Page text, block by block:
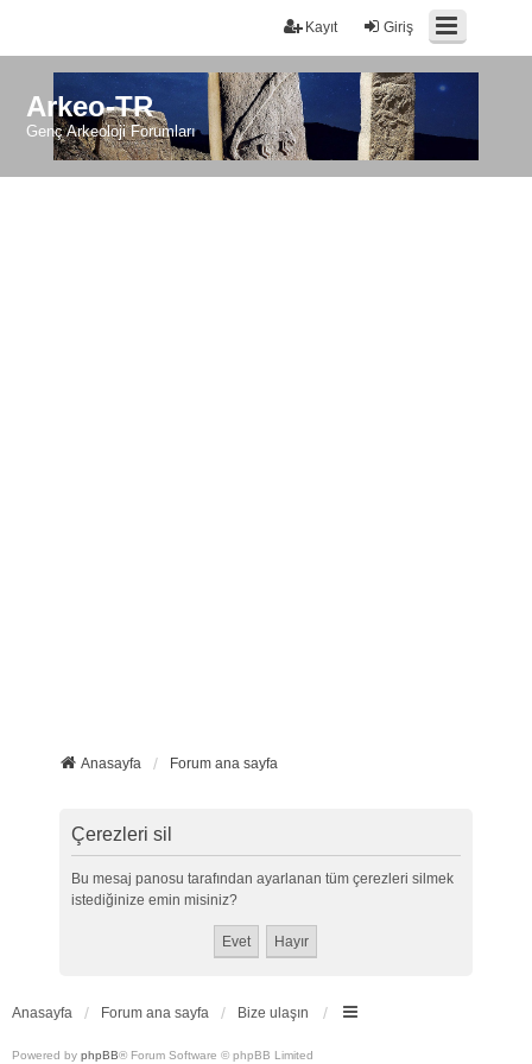
Giriş
Kayıt
Arkeo-TR
Genç Arkeoloji Forumları
Anasayfa Forum ana sayfa
Çerezleri sil
Bu mesaj panosu tarafından ayarlanan tüm çerezleri silmek
istediğinize emin misiniz?
Anasayfa Forum ana sayfa Bize ulaşın
Powered by phpBB® Forum Software © phpBB Limited